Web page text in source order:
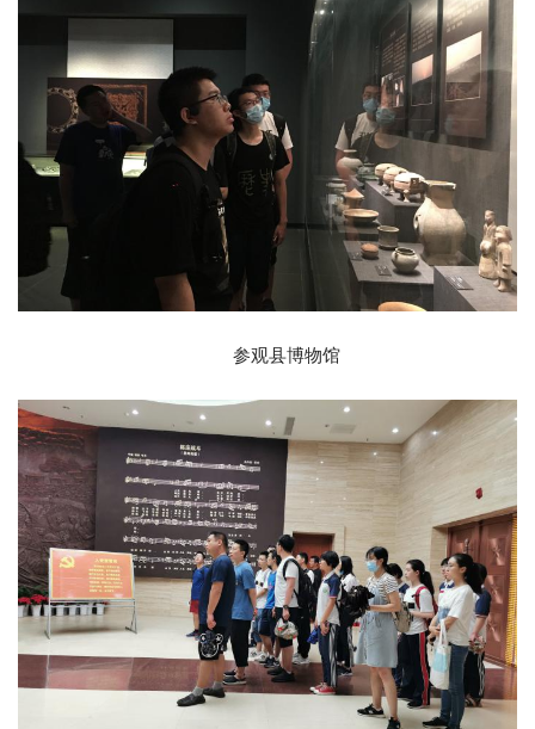
参观县博物馆